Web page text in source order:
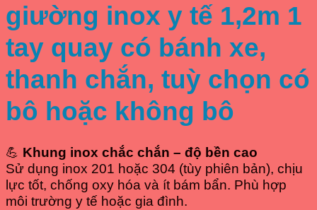
giường inox y tế 1,2m 1
tay quay có bánh xe,
thanh chắn, tuỳ chọn có
bô hoặc không bô
💪 Khung inox chắc chắn – độ bền cao
Sử dụng inox 201 hoặc 304 (tùy phiên bản), chịu
lực tốt, chống oxy hóa và ít bám bẩn. Phù hợp
môi trường y tế hoặc gia đình.